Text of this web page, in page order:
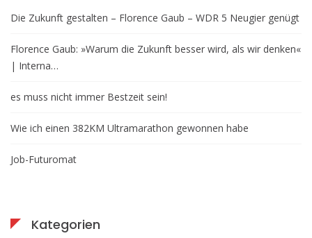
Die Zukunft gestalten – Florence Gaub – WDR 5 Neugier genügt
Florence Gaub: »Warum die Zukunft besser wird, als wir denken«
| Interna…
es muss nicht immer Bestzeit sein!
Wie ich einen 382KM Ultramarathon gewonnen habe
Job-Futuromat
Kategorien